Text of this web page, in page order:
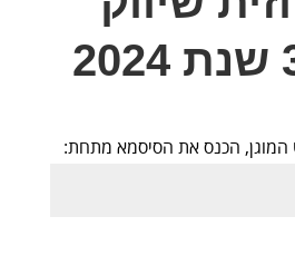
המוגן, הכנס את הסיסמא מתחת: